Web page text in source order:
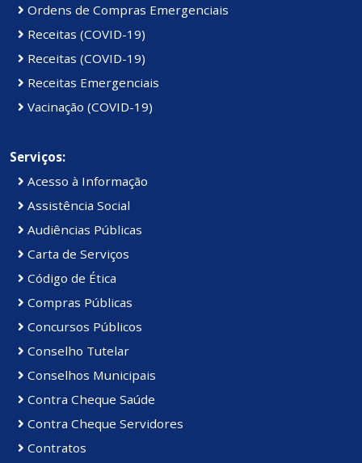
Ordens de Compras Emergenciais
Receitas (COVID-19)
Receitas (COVID-19)
Receitas Emergenciais
Vacinação (COVID-19)
Serviços:
Acesso à Informação
Assistência Social
Audiências Públicas
Carta de Serviços
Código de Ética
Compras Públicas
Concursos Públicos
Conselho Tutelar
Conselhos Municipais
Contra Cheque Saúde
Contra Cheque Servidores
Contratos